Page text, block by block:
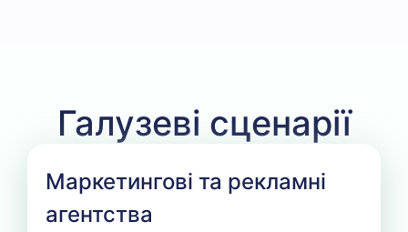
Галузеві сценарії
Маркетингові та рекламні
агентства